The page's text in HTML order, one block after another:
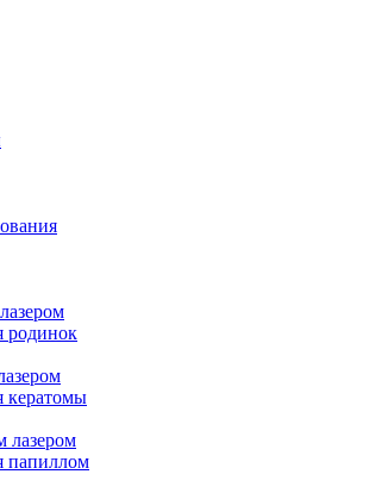
родинок
кератомы
лазером
папиллом